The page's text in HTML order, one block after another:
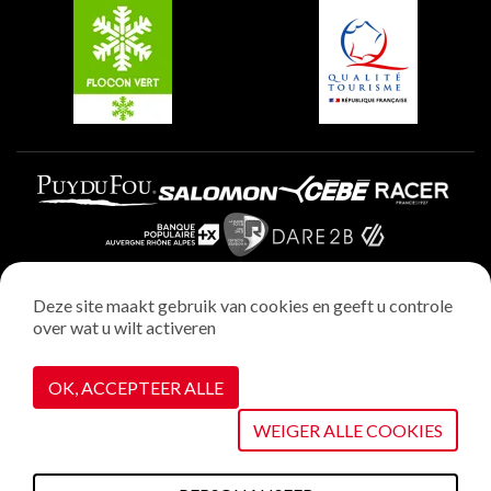
Plagne Villages
Plagne Aime 2000
Wettelijke vermeldingen
Privacybeleid
Realisatie : StudioJuillet
Cookiebeheer
Deze site maakt gebruik van cookies en geeft u controle
over wat u wilt activeren
OK, ACCEPTEER ALLE
WEIGER ALLE COOKIES